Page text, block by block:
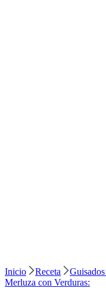
Inicio Receta
Merluza con Verduras: